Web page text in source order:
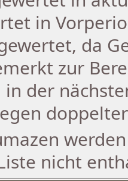
in
da
zur
in der
nicht